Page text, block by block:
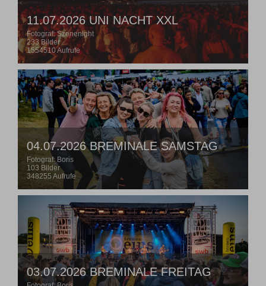
11.07.2026 UNI NACHT XXL
Fotograf: Szenenight
233 Bilder
1554510 Aufrufe
04.07.2026 BREMINALE SAMSTAG
Fotograf: Boris
103 Bilder
348255 Aufrufe
03.07.2026 BREMINALE FREITAG